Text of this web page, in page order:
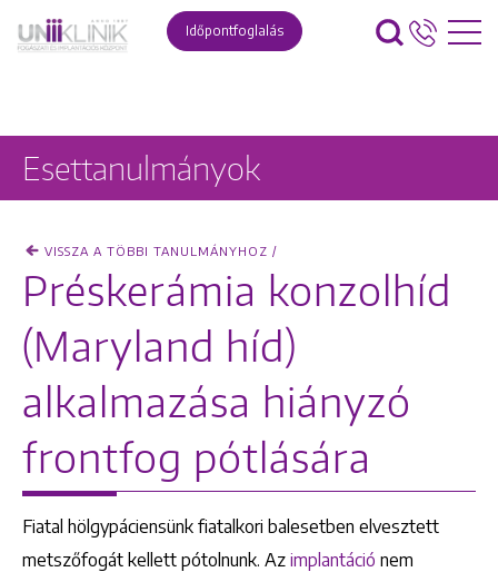
Időpontfoglalás
Esettanulmányok
VISSZA A TÖBBI TANULMÁNYHOZ /
Préskerámia konzolhíd
(Maryland híd)
alkalmazása hiányzó
frontfog pótlására
Fiatal hölgypáciensünk fiatalkori balesetben elvesztett
metszőfogát kellett pótolnunk. Az implantáció nem